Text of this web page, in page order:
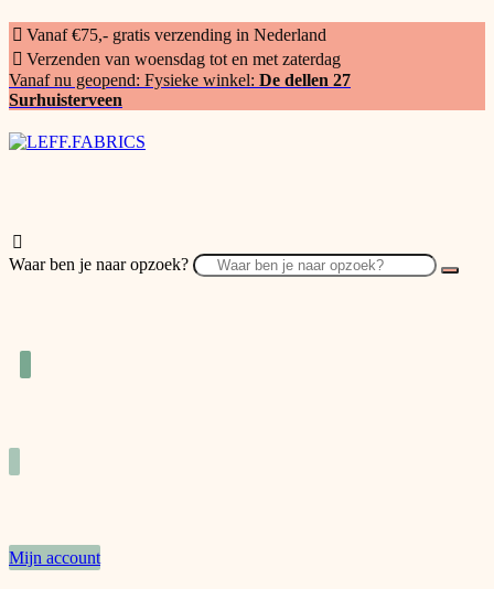
Vanaf €75,- gratis verzending in Nederland
Verzenden van woensdag tot en met zaterdag
Vanaf nu geopend: Fysieke winkel: De dellen 27
Surhuisterveen
Waar ben je naar opzoek?
Mijn account